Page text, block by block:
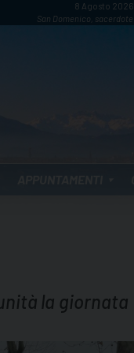
8 Agosto 2026
San Domenico, sacerdote
la giornata